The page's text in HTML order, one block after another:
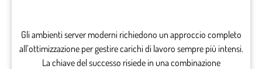
Gli ambienti server moderni richiedono un approccio completo
all’ottimizzazione per gestire carichi di lavoro sempre più intensi.
La chiave del successo risiede in una combinazione